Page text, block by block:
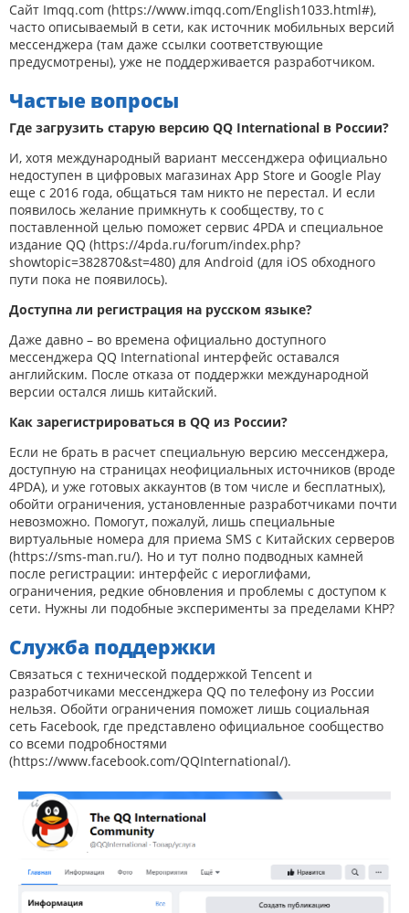
Сайт Imqq.com (https://www.imqq.com/English1033.html#),
часто описываемый в сети, как источник мобильных версий
мессенджера (там даже ссылки соответствующие
предусмотрены), уже не поддерживается разработчиком.
Частые вопросы
Где загрузить старую версию QQ International в России?
И, хотя международный вариант мессенджера официально
недоступен в цифровых магазинах App Store и Google Play
еще с 2016 года, общаться там никто не перестал. И если
появилось желание примкнуть к сообществу, то с
поставленной целью поможет сервис 4PDA и специальное
издание QQ (https://4pda.ru/forum/index.php?
showtopic=382870&st=480) для Android (для iOS обходного
пути пока не появилось).
Доступна ли регистрация на русском языке?
Даже давно – во времена официально доступного
мессенджера QQ International интерфейс оставался
английским. После отказа от поддержки международной
версии остался лишь китайский.
Как зарегистрироваться в QQ из России?
Если не брать в расчет специальную версию мессенджера,
доступную на страницах неофициальных источников (вроде
4PDA), и уже готовых аккаунтов (в том числе и бесплатных),
обойти ограничения, установленные разработчиками почти
невозможно. Помогут, пожалуй, лишь специальные
виртуальные номера для приема SMS с Китайских серверов
(https://sms-man.ru/). Но и тут полно подводных камней
после регистрации: интерфейс с иероглифами,
ограничения, редкие обновления и проблемы с доступом к
сети. Нужны ли подобные эксперименты за пределами КНР?
Служба поддержки
Связаться с технической поддержкой Tencent и
разработчиками мессенджера QQ по телефону из России
нельзя. Обойти ограничения поможет лишь социальная
сеть Facebook, где представлено официальное сообщество
со всеми подробностями
(https://www.facebook.com/QQInternational/).